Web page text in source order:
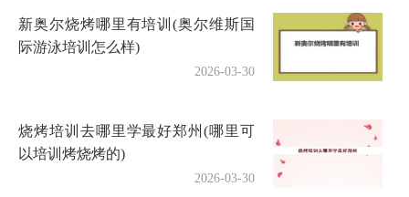
新奥尔烧烤哪里有培训(奥尔维斯国
际游泳培训怎么样)
2026-03-30
烧烤培训去哪里学最好郑州(哪里可
以培训烤烧烤的)
2026-03-30